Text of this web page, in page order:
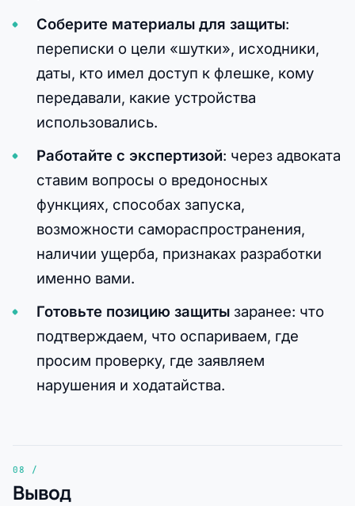
Соберите материалы для защиты:
переписки о цели «шутки», исходники,
даты, кто имел доступ к флешке, кому
передавали, какие устройства
использовались.
Работайте с экспертизой: через адвоката
ставим вопросы о вредоносных
функциях, способах запуска,
возможности самораспространения,
наличии ущерба, признаках разработки
именно вами.
Готовьте позицию защитызаранее: что
подтверждаем, что оспариваем, где
просим проверку, где заявляем
нарушения и ходатайства.
Вывод